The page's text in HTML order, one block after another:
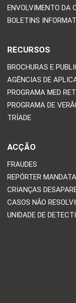
ENVOLVIMENTO DA
BOLETINS
RECURSOS
BROCHURAS E
AGÊNCIAS DE
PROGRAMA MED
PROGRAMA DE
TRÍADE
ACÇÃO
FRAUDES
REPÓRTER
CRIANÇAS
CASOS NÃO
UNIDADE DE